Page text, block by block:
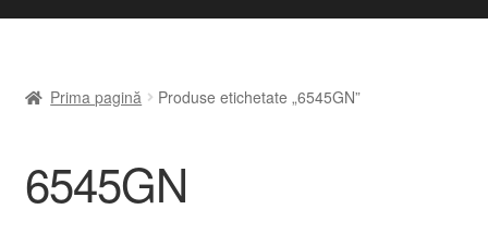
A lua legatura
Contul meu
Prima pagină Produse etichetate „6545GN”
6545GN